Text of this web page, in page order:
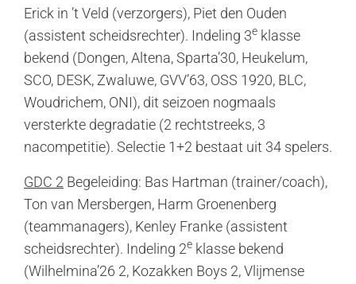
Erick in ’t Veld (verzorgers), Piet den Ouden
(assistent scheidsrechter). Indeling 3e klasse
bekend (Dongen, Altena, Sparta’30, Heukelum,
SCO, DESK, Zwaluwe, GVV’63, OSS 1920, BLC,
Woudrichem, ONI), dit seizoen nogmaals
versterkte degradatie (2 rechtstreeks, 3
nacompetitie). Selectie 1+2 bestaat uit 34 spelers.
GDC 2 Begeleiding: Bas Hartman (trainer/coach),
Ton van Mersbergen, Harm Groenenberg
(teammanagers), Kenley Franke (assistent
scheidsrechter). Indeling 2e klasse bekend
(Wilhelmina’26 2, Kozakken Boys 2, Vlijmense